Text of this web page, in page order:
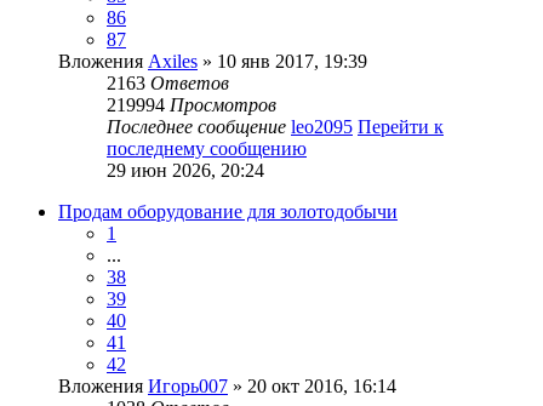
86
87
Вложения Axiles » 10 янв 2017, 19:39
2163 Ответов
219994 Просмотров
Последнее сообщение leo2095 Перейти к
последнему сообщению
29 июн 2026, 20:24
Продам оборудование для золотодобычи
1
...
38
39
40
41
42
Вложения Игорь007 » 20 окт 2016, 16:14